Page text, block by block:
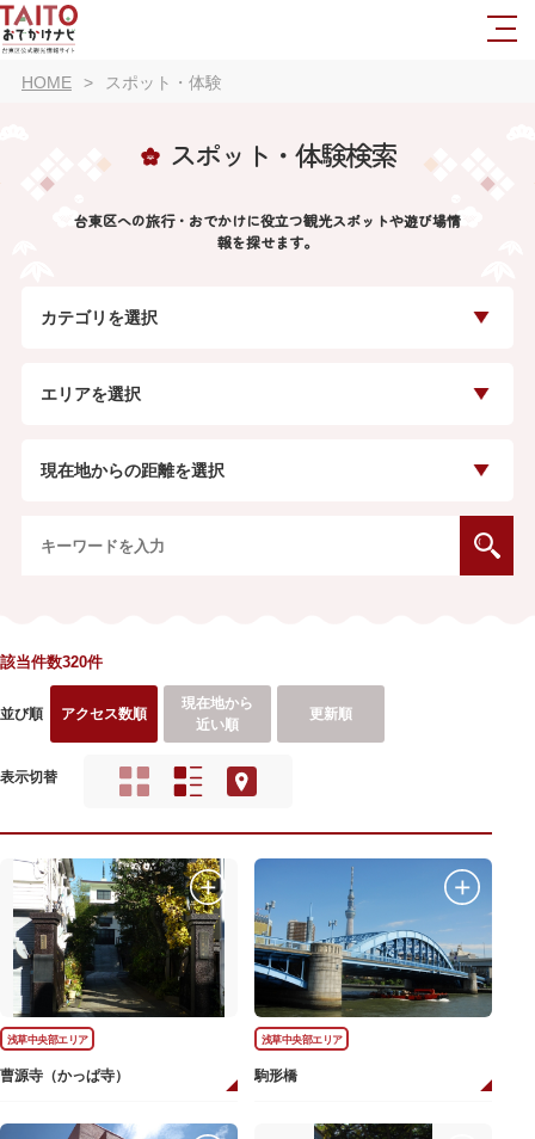
HOME スポット・体験
スポット・体験検索
台東区への旅行・おでかけに役立つ観光スポットや遊び場情
報を探せます。
カテゴリを選択
エリアを選択
現在地からの距離を選択
該当件数320件
並び順 アクセス数順
現在地から
近い順
更新順
表示切替
浅草中央部エリア
曹源寺（かっぱ寺）
浅草中央部エリア
駒形橋